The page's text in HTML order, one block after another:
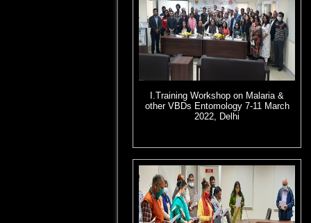
I.Training Workshop on Malaria &
other VBDs Entomology 7-11 March
2022, Delhi